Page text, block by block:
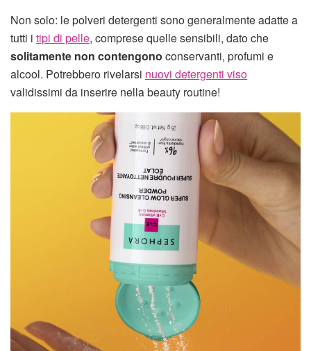
Non solo: le polveri detergenti sono generalmente adatte a
tutti i tipi di pelle, comprese quelle sensibili, dato che
solitamente non contengono conservanti, profumi e
alcool. Potrebbero rivelarsi nuovi detergenti viso
validissimi da inserire nella beauty routine!